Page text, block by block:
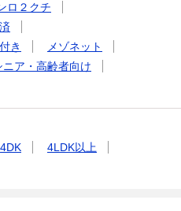
ロ２クチ
き
メゾネット
ニア・高齢者向け
4DK
4LDK以上